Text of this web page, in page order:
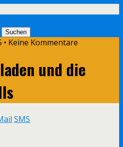
• Keine Kommentare
und die
SMS